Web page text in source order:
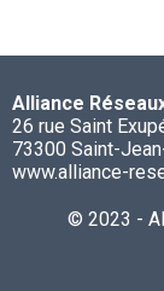
Alliance
26 rue Saint
73300 Saint-
www.alliance-
© 2023 -